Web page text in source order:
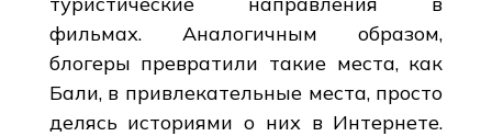
фильмах. Аналогичным образом,
блогеры превратили такие места, как
Бали, в привлекательные места, просто
делясь историями о них в Интернете.